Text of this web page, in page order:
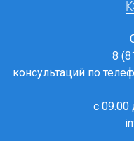
8
консультаций по
с 09.00